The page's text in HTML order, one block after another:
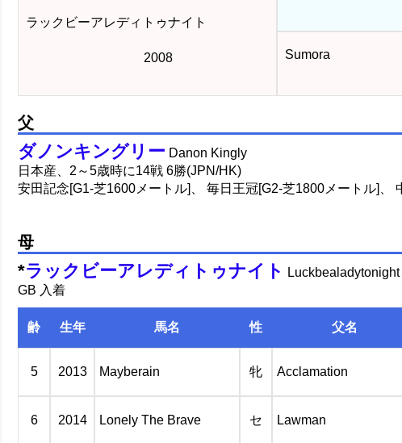
ラックビーアレディトゥナイト
2008
Sumora
父
ダノンキングリー Danon Kingly
日本産、2～5歳時に14戦 6勝(JPN/HK)
安田記念[G1-芝1600メートル]、 毎日王冠[G2-芝1800メートル]
母
*ラックビーアレディトゥナイト
GB 入着
齢 生年 馬名 性 父名
5 2013 Mayberain 牝 Acclamation
6 2014 Lonely The Brave セ Lawman